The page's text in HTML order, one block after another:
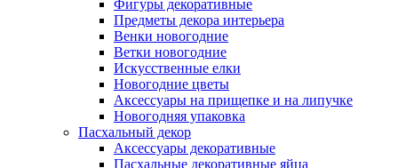
Фигуры декоративные
Предметы декора интерьера
Венки новогодние
Ветки новогодние
Искусственные елки
Новогодние цветы
Аксессуары на прищепке и на липучке
Новогодняя упаковка
Пасхальный декор
Аксессуары декоративные
Пасхальные декоративные яйца